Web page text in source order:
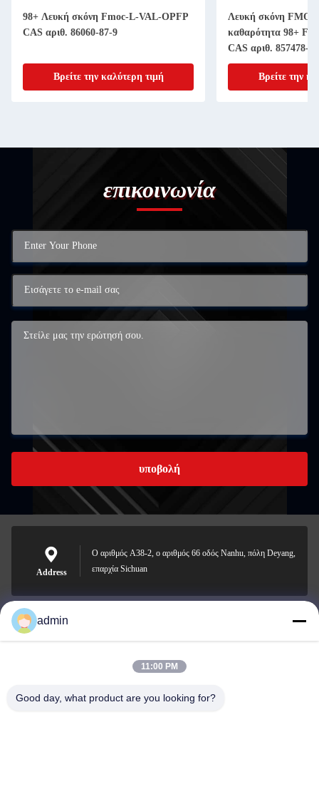
98+ Λευκή σκόνη Fmoc-L-VAL-OPFP
CAS αριθ. 86060-87-9
Βρείτε την καλύτερη τιμή
Λευκή σκόνη
καθαρότητα 98+
CAS αριθ. 857478-
Βρείτε την
επικοινωνία
υποβολή
Address
Ο αριθμός A38-2, ο αριθμός 66 οδός Nanhu, πόλη Deyang,
επαρχία Sichuan
Nero@enlaibio.com
admin
11:00 PM
Good day, what product are you looking for?